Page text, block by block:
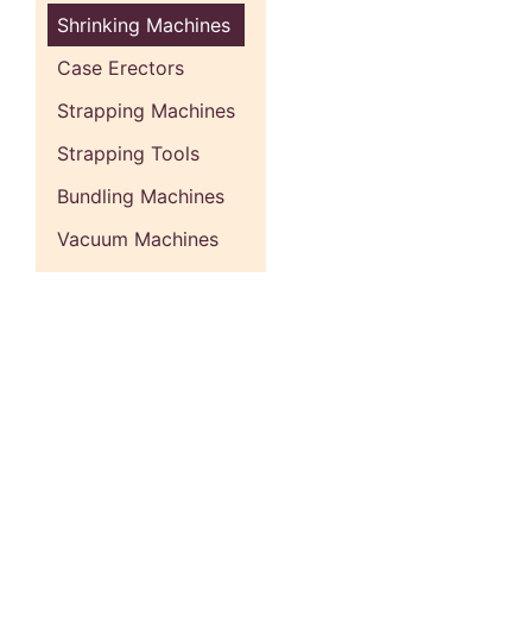
Shrinking Machines
Case Erectors
Strapping Machines
Strapping Tools
Bundling Machines
Vacuum Machines